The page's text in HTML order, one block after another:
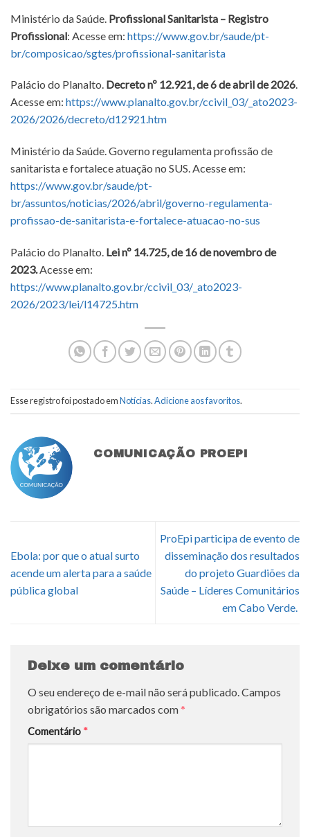
Ministério da Saúde. Profissional Sanitarista – Registro
Profissional: Acesse em: https://www.gov.br/saude/pt-
br/composicao/sgtes/profissional-sanitarista
Palácio do Planalto. Decreto nº 12.921, de 6 de abril de 2026.
Acesse em: https://www.planalto.gov.br/ccivil_03/_ato2023-
2026/2026/decreto/d12921.htm
Ministério da Saúde. Governo regulamenta profissão de
sanitarista e fortalece atuação no SUS. Acesse em:
https://www.gov.br/saude/pt-
br/assuntos/noticias/2026/abril/governo-regulamenta-
profissao-de-sanitarista-e-fortalece-atuacao-no-sus
Palácio do Planalto. Lei nº 14.725, de 16 de novembro de
2023.Acesse em:
https://www.planalto.gov.br/ccivil_03/_ato2023-
2026/2023/lei/l14725.htm
Esse registro foi postado emNotícias.Adicione aos favoritos.
COMUNICAÇÃO PROEPI
Ebola: por que o atual surto
acende um alerta para a saúde
pública global
ProEpi participa de evento de
disseminação dos resultados
do projeto Guardiões da
Saúde – Líderes Comunitários
em Cabo Verde.
Deixe um comentário
O seu endereço de e-mail não será publicado.Campos
obrigatórios são marcados com*
Comentário *